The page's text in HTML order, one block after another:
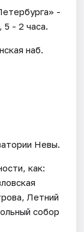
-
5 - 2 часа.
наб.
Невы.
как:
Летний
собор